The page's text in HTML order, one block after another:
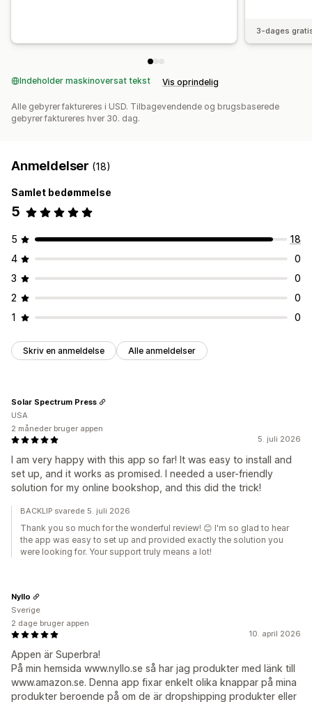
3-dages
Indeholder maskinoversat tekst Vis oprindelig
Alle gebyrer faktureres i USD. Tilbagevendende og brugsbaserede
gebyrer faktureres hver 30. dag.
Anmeldelser (18)
Samlet bedømmelse
5
5
18
4
0
3
0
2
0
1
0
Skriv en anmeldelse Alle anmeldelser
5. juli 2026
I am very happy with this app so far! It was easy to install and
set up, and it works as promised. I needed a user-friendly
solution for my online bookshop, and this did the trick!
Solar Spectrum Press
USA
2 måneder bruger appen
BACKLIP svarede 5. juli 2026
Thank you so much for the wonderful review! 😊 I'm so glad to hear
the app was easy to set up and provided exactly the solution you
were looking for. Your support truly means a lot!
10. april 2026
Appen är Superbra!
På min hemsida www.nyllo.se så har jag produkter med länk till
www.amazon.se. Denna app fixar enkelt olika knappar på mina
produkter beroende på om de är dropshipping produkter eller
Nyllo
Sverige
2 dage bruger appen